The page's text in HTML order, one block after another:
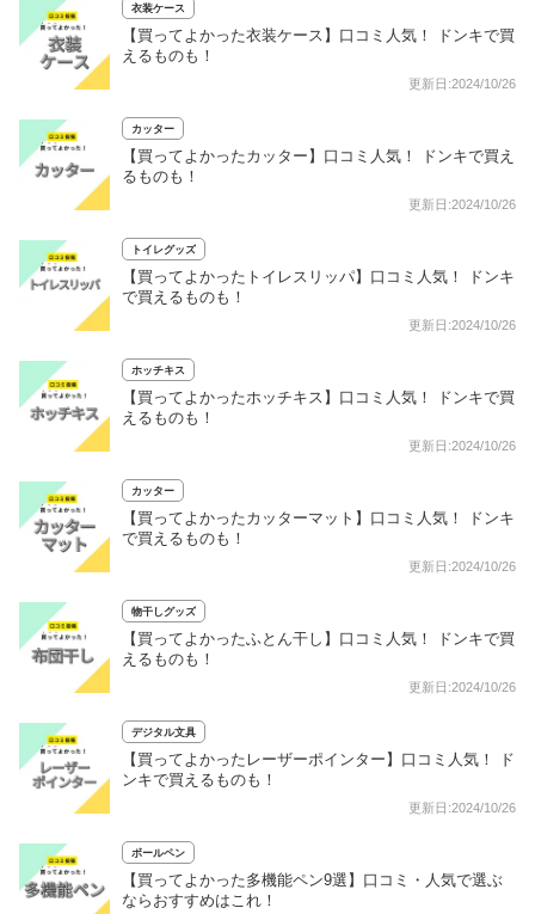
衣装ケース
【買ってよかった衣装ケース】口コミ人気！ ドンキで買
えるものも！
更新日:2024/10/26
カッター
【買ってよかったカッター】口コミ人気！ ドンキで買え
るものも！
更新日:2024/10/26
トイレグッズ
【買ってよかったトイレスリッパ】口コミ人気！ ドンキ
で買えるものも！
更新日:2024/10/26
ホッチキス
【買ってよかったホッチキス】口コミ人気！ ドンキで買
えるものも！
更新日:2024/10/26
カッター
【買ってよかったカッターマット】口コミ人気！ ドンキ
で買えるものも！
更新日:2024/10/26
物干しグッズ
【買ってよかったふとん干し】口コミ人気！ ドンキで買
えるものも！
更新日:2024/10/26
デジタル文具
【買ってよかったレーザーポインター】口コミ人気！ ド
ンキで買えるものも！
更新日:2024/10/26
ボールペン
【買ってよかった多機能ペン9選】口コミ・人気で選ぶ
ならおすすめはこれ！